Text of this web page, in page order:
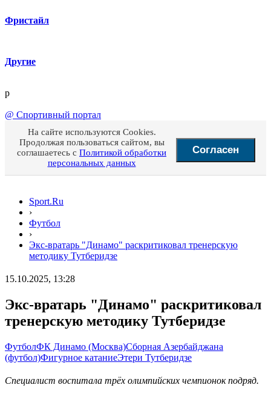
Фристайл
Другие
p
@ Спортивный портал
На сайте используются Cookies.
Продолжая пользоваться сайтом, вы
соглашаетесь с Политикой обработки
персональных данных
Согласен
Sport.Ru
›
Футбол
›
Экс-вратарь "Динамо" раскритиковал тренерскую
методику Тутберидзе
15.10.2025, 13:28
Экс-вратарь "Динамо" раскритиковал
тренерскую методику Тутберидзе
ФутболФК Динамо (Москва)Сборная Азербайджана
(футбол)Фигурное катаниеЭтери Тутберидзе
Специалист воспитала трёх олимпийских чемпионок подряд.